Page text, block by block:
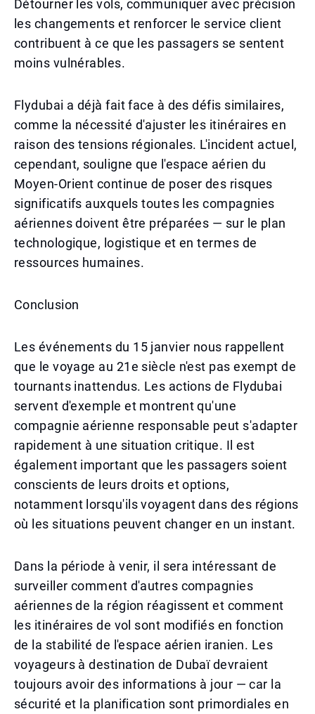
Détourner les vols, communiquer avec précision
les changements et renforcer le service client
contribuent à ce que les passagers se sentent
moins vulnérables.
Flydubai a déjà fait face à des défis similaires,
comme la nécessité d'ajuster les itinéraires en
raison des tensions régionales. L'incident actuel,
cependant, souligne que l'espace aérien du
Moyen-Orient continue de poser des risques
significatifs auxquels toutes les compagnies
aériennes doivent être préparées — sur le plan
technologique, logistique et en termes de
ressources humaines.
Conclusion
Les événements du 15 janvier nous rappellent
que le voyage au 21e siècle n'est pas exempt de
tournants inattendus. Les actions de Flydubai
servent d'exemple et montrent qu'une
compagnie aérienne responsable peut s'adapter
rapidement à une situation critique. Il est
également important que les passagers soient
conscients de leurs droits et options,
notamment lorsqu'ils voyagent dans des régions
où les situations peuvent changer en un instant.
Dans la période à venir, il sera intéressant de
surveiller comment d'autres compagnies
aériennes de la région réagissent et comment
les itinéraires de vol sont modifiés en fonction
de la stabilité de l'espace aérien iranien. Les
voyageurs à destination de Dubaï devraient
toujours avoir des informations à jour — car la
sécurité et la planification sont primordiales en